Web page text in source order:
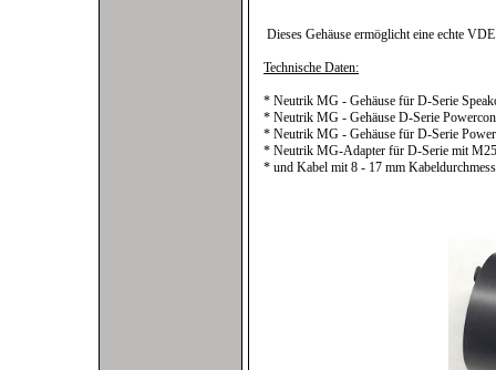
Dieses Gehäuse ermöglicht eine echte
Technische Daten:
* Neutrik MG - Gehäuse für D-Serie
* Neutrik MG - Gehäuse D-Serie
* Neutrik MG - Gehäuse für D-Serie
* Neutrik MG-Adapter für D-Serie mit
* und Kabel mit 8 - 17 mm